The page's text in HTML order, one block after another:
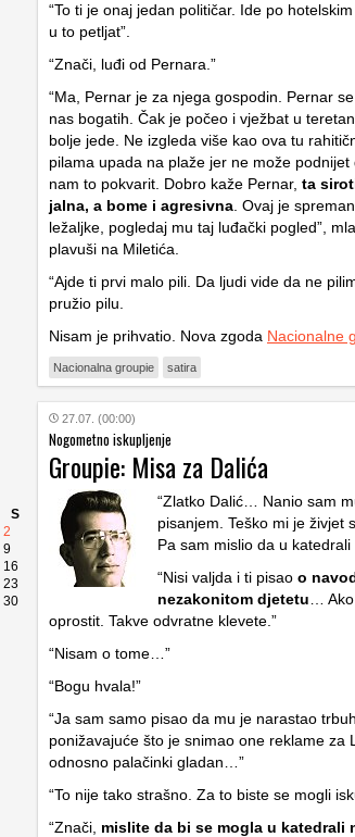
S
2
9
16
23
30
“To ti je onaj jedan političar. Ide po
u to petljat”.
“Znači, luđi od Pernara.”
“Ma, Pernar je za njega gospodin. Pernar
nas bogatih. Čak je počeo i vježbat u
bolje jede. Ne izgleda više kao ova tu
pilama upada na plaže jer ne može
nam to pokvarit. Dobro kaže Pernar, ta
jalna, a bome i agresivna . Ovaj je
ležaljke, pogledaj mu taj luđački pogled”,
plavuši na Miletića.
“Ajde ti prvi malo pili. Da ljudi vide da ne
pružio pilu.
Nisam je prihvatio. Nova zgoda Nacionalne
Nacionalna groupie satira
27.07. (00:00)
Nogometno iskupljenje
Groupie: Misa za Dalića
“Zlatko Dalić… Nanio sam
pisanjem. Teško mi je živjet
Pa sam mislio da u
“Nisi valjda i ti pisao o
nezakonitom djetetu …
oprostit. Takve odvratne klevete.”
“Nisam o tome…”
“Bogu hvala!”
“Ja sam samo pisao da mu je narastao
ponižavajuće što je snimao one reklame za
odnosno palačinki gladan…”
“To nije tako strašno. Za to biste se mogli
“Znači, mislite da bi se mogla u katedrali